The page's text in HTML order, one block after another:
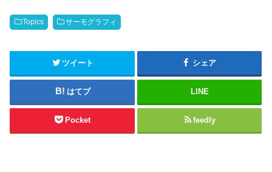
Topics サーモグラフィ
ツイート シェア
はてブ LINE
Pocket feedly